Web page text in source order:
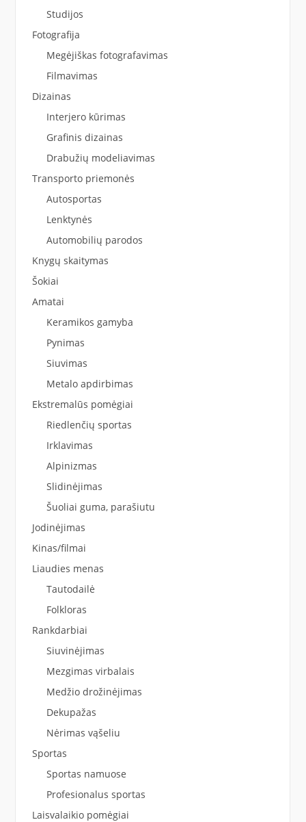
Studijos
Fotografija
Megėjiškas fotografavimas
Filmavimas
Dizainas
Interjero kūrimas
Grafinis dizainas
Drabužių modeliavimas
Transporto priemonės
Autosportas
Lenktynės
Automobilių parodos
Knygų skaitymas
Šokiai
Amatai
Keramikos gamyba
Pynimas
Siuvimas
Metalo apdirbimas
Ekstremalūs pomėgiai
Riedlenčių sportas
Irklavimas
Alpinizmas
Slidinėjimas
Šuoliai guma, parašiutu
Jodinėjimas
Kinas/filmai
Liaudies menas
Tautodailė
Folkloras
Rankdarbiai
Siuvinėjimas
Mezgimas virbalais
Medžio drožinėjimas
Dekupažas
Nėrimas vąšeliu
Sportas
Sportas namuose
Profesionalus sportas
Laisvalaikio pomėgiai